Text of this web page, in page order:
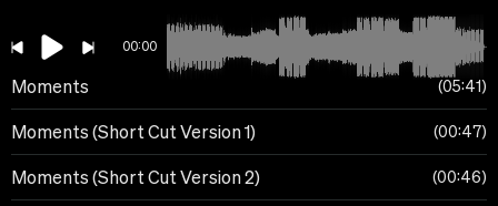
00:00
Moments 05:41
Moments (Short Cut Version 1) 00:47
Moments (Short Cut Version 2) 00:46